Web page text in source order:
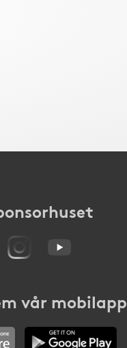
vår mobilapp